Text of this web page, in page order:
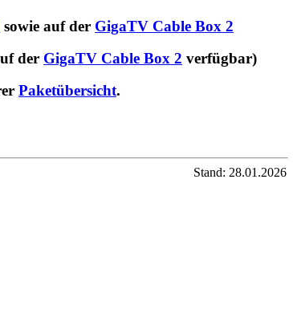
sowie auf der GigaTV Cable Box 2
der GigaTV Cable Box 2 verfügbar)
Paketübersicht.
Stand: 28.01.2026